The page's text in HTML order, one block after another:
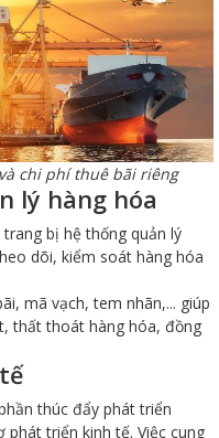
chi phí thuê bãi riêng
lý hàng hóa
bị hệ thống quản lý
dõi, kiểm soát hàng hóa
mã vạch, tem nhãn,... giúp
thất thoát hàng hóa, đồng
thúc đẩy phát triển
triển kinh tế. Việc cung